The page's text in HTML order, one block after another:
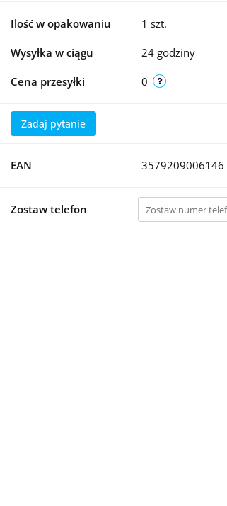
Ilość w opakowaniu 1 szt.
Wysyłka w ciągu 24 godziny
Cena przesyłki 0
Zadaj pytanie
EAN 3579209006146
Zostaw telefon